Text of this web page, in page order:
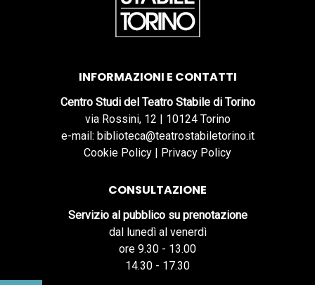
INFORMAZIONI E CONTATTI
Centro Studi del Teatro Stabile di Torino
via Rossini, 12 | 10124 Torino
e-mail: biblioteca@teatrostabiletorino.it
Cookie Policy | Privacy Policy
CONSULTAZIONE
Servizio al pubblico su prenotazione
dal lunedì al venerdì
ore 9.30 - 13.00
14.30 - 17.30